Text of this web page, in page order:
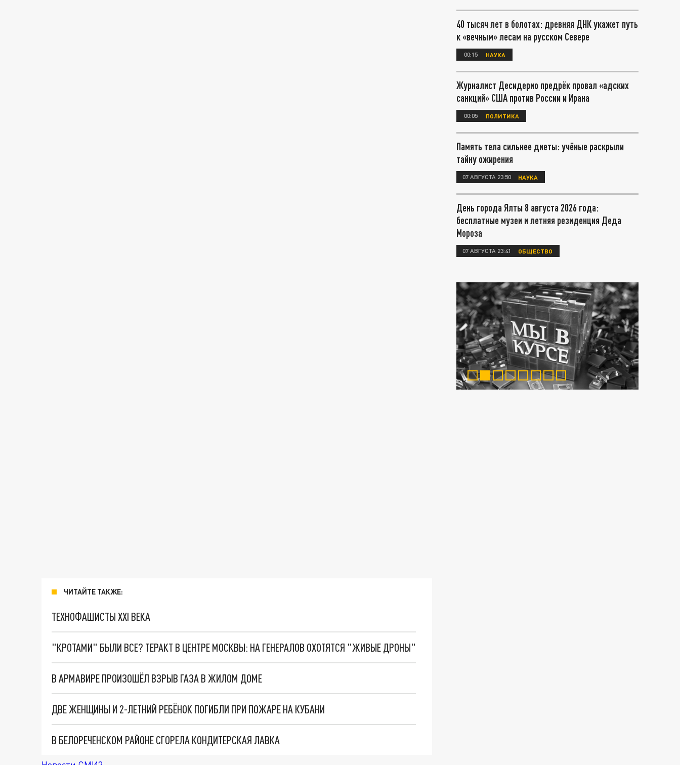
ЧИТАЙТЕ ТАКЖЕ:
ТЕХНОФАШИСТЫ XXI ВЕКА
"КРОТАМИ" БЫЛИ ВСЕ? ТЕРАКТ В ЦЕНТРЕ МОСКВЫ: НА ГЕНЕРАЛОВ ОХОТЯТСЯ "ЖИВЫЕ ДРОНЫ"
В АРМАВИРЕ ПРОИЗОШЁЛ ВЗРЫВ ГАЗА В ЖИЛОМ ДОМЕ
ДВЕ ЖЕНЩИНЫ И 2-ЛЕТНИЙ РЕБЁНОК ПОГИБЛИ ПРИ ПОЖАРЕ НА КУБАНИ
В БЕЛОРЕЧЕНСКОМ РАЙОНЕ СГОРЕЛА КОНДИТЕРСКАЯ ЛАВКА
40 тысяч лет в болотах: древняя ДНК укажет путь
к «вечным» лесам на русском Севере
00:15 НАУКА
Журналист Десидерио предрёк провал «адских
санкций» США против России и Ирана
00:05 ПОЛИТИКА
Память тела сильнее диеты: учёные раскрыли
тайну ожирения
07 АВГУСТА 23:50 НАУКА
День города Ялты 8 августа 2026 года:
бесплатные музеи и летняя резиденция Деда
Мороза
07 АВГУСТА 23:41 ОБЩЕСТВО